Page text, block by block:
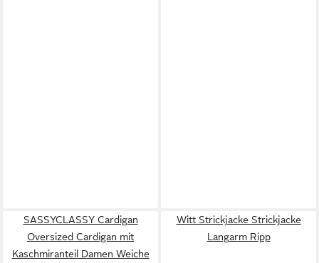
SASSYCLASSY Cardigan
Oversized Cardigan mit
Kaschmiranteil Damen Weiche
Witt Strickjacke Strickjacke
Langarm Ripp